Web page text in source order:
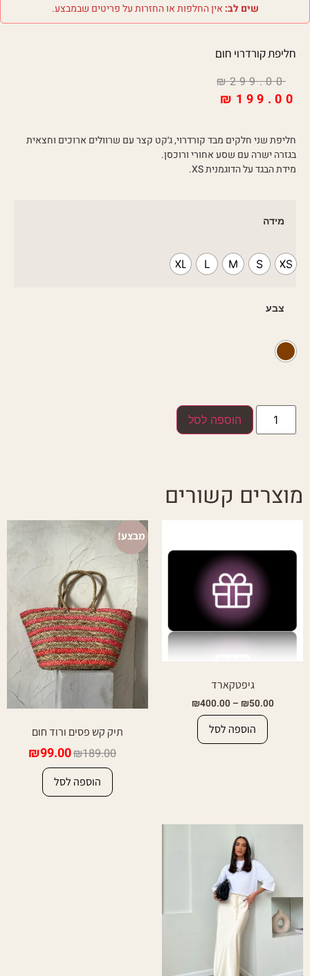
שים לב: אין החלפות או החזרות על פריטים שבמבצע.
חליפת קורדרוי חום
₪299.00
₪ 199.00
חליפת שני חלקים מבד קורדרוי, ג׳קט קצר עם שרוולים ארוכים וחצאית
בגזרה ישרה עם שסע אחורי ורוכסן.
מידת הבגד על הדוגמנית XS.
מידה
XS
S
M
L
XL
צבע
הוספה לסל
מוצרים קשורים
גיפטקארד
₪50.00
–
₪400.00
הוספה לסל
מבצע!
תיק קש פסים ורוד חום
₪189.00
₪99.00
הוספה לסל